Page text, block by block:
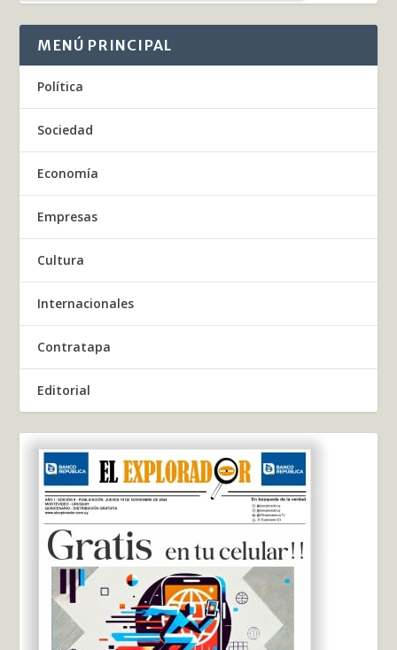
MENÚ PRINCIPAL
Política
Sociedad
Economía
Empresas
Cultura
Internacionales
Contratapa
Editorial